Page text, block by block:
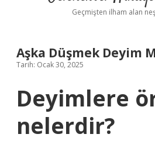
Yasal Uyarı
Geçmişten ilham alan
Aşka Düşmek Deyim
Tarih: Ocak 30, 2025
Deyimlere
nelerdir?